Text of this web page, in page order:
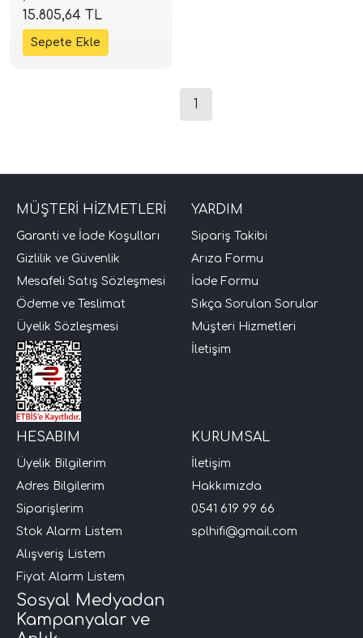
Setleri)
Arac Baslari)
Performans)
İçi Subwoofer | 400W
2+2 Ohm | SPLHIFI
15.805,64 TL
1
MÜŞTERİ HİZMETLERİ
Garanti ve İade Koşulları
Gizlilik ve Güvenlik
Mesafeli Satış Sözleşmesi
Ödeme ve Teslimat
Üyelik Sözleşmesi
YARDIM
Sipariş Takibi
Arıza Formu
İade Formu
Sıkça Sorulan Sorular
Müşteri Hizmetleri
İletişim
HESABIM
Üyelik Bilgilerim
Adres Bilgilerim
Siparişlerim
Stok Alarm Listem
Alışveriş Listem
Fiyat Alarm Listem
KURUMSAL
İletişim
Hakkımızda
0541 619 99 66
splhifi@gmail.com
Sosyal Medyadan
Kampanyalar ve